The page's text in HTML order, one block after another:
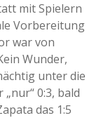
mit Spielern
Vorbereitung
war von
Wunder,
unter die
0:3, bald
das 1:5